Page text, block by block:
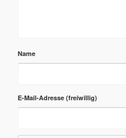
Name
E-Mail-Adresse